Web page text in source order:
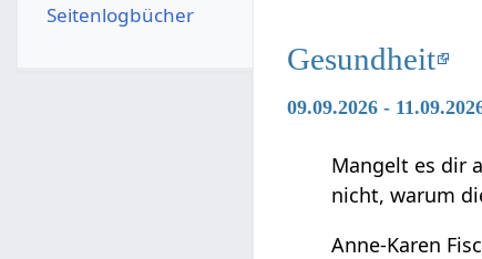
Gesundheit
09.09.2026 -
Mangelt es dir
nicht, warum
Anne-Karen
Seitenlogbücher